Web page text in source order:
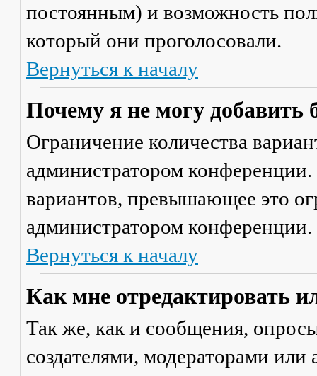
постоянным) и возможность
который они проголосовали.
Вернуться к началу
Почему я не могу добавить
Ограничение количества
администратором
вариантов, превышающее это
администратором конференции.
Вернуться к началу
Как мне отредактировать
Так же, как и сообщения,
создателями, модераторами